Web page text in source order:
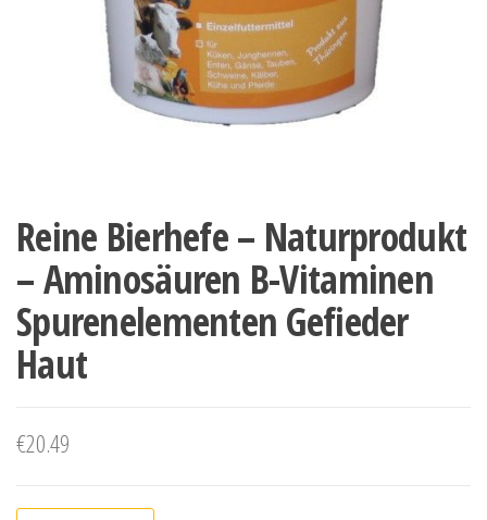
Reine Bierhefe – Naturprodukt
– Aminosäuren B-Vitaminen
Spurenelementen Gefieder
Haut
€20.49